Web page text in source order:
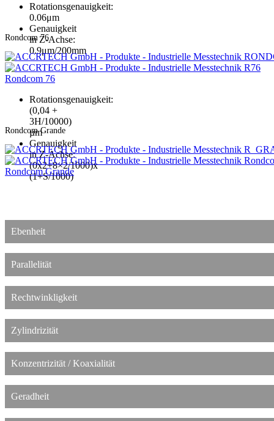
Rotationsgenauigkeit:
0.06μm
Genauigkeit
in Z-Achse:
0.9μm/200mm
Rondcom 76
Rondcom 76
Rotationsgenauigkeit:
(0,04 +
3H/10000)
µm
Genauigkeit
in Z-Achse:
(0x2+8×2/1000)x
(1+S/1000)
Rondcom Grande
Rondcom Grande
Ebenheit
Parallelität
Rechtwinkligkeit
Zylindrizität
Konzentrizität / Koaxialität
Geradheit